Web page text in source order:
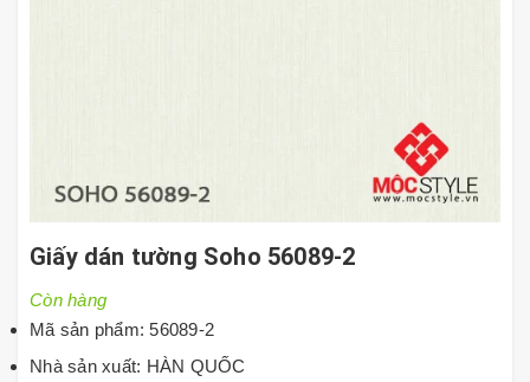
Giấy dán tường Soho 56089-2
Còn hàng
Mã sản phẩm: 56089-2
Nhà sản xuất: HÀN QUỐC